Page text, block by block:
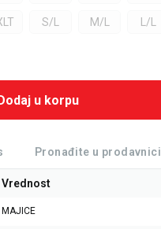
S/L M/L L/L
u korpu
Pronađite u prodavnici
Vrednost
MAJICE